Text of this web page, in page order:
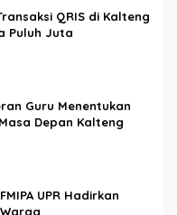
QRIS di Kalteng
Puluh Juta
Guru Menentukan
Depan Kalteng
UPR Hadirkan